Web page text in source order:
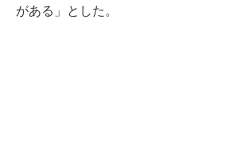
がある」とした。